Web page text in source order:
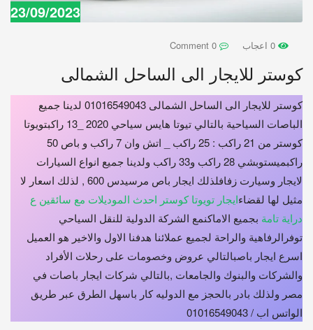
23/09/2023
كوستر للايجار الى الساحل الشمالى
كوستر للايجار الى الساحل الشمالى 01016549043 لدينا جميع
الباصات السياحية بالتالي تيوتا هايس سياحي 2020 _13 راكبتويوتا
كوستر من 21 راكب : 25 راكب _ اتش وان 7 راكب و باص 50
راكبميستوبشي 28 راكب و33 راكب ولدينا جميع انواع السيارات
لايجار وسيارت زفافلذلك ايجار باص مرسيدس 600 , لذلك اسعار لا
مثيل لها لقضاءايجار تويوتا كوستر احدث الموديلات مع سائقين ع
دراية تامة بجميع الاماكنمع الشركة الدولية للنقل السياحي
توفرالرفاهية والراحة لجميع عملائنا هدفنا الاول والاخير هو العميل
اسرع ايجار باصبالتالي عروض وخصومات على رحلات الأفراد
والشركات والبنوك والجامعات ,بالتالي شركات ايجار باصات في
مصر ولذلك بادر بالحجز مع الدوليه كار باسهل الطرق عبر طريق
الواتس اب / 01016549043